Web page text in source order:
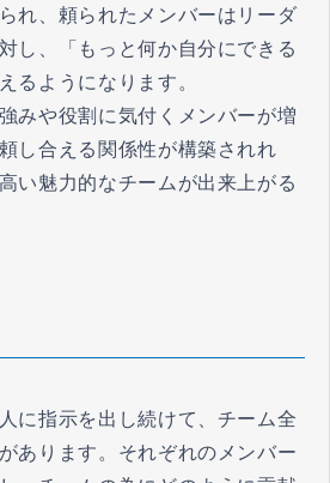
れ、頼られたメンバーはリーダ
し、「もっと何か自分にできる
るようになります。
みや役割に気付くメンバーが増
し合える関係性が構築されれ
い魅力的なチームが出来上がる
に指示を出し続けて、チーム全
あります。それぞれのメンバー